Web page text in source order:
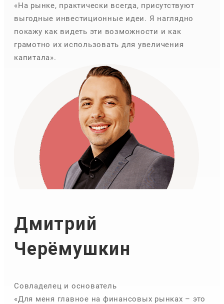
«На рынке, практически всегда, присутствуют
выгодные инвестиционные идеи. Я наглядно
покажу как видеть эти возможности и как
грамотно их использовать для увеличения
капитала».
Дмитрий
Черёмушкин
Совладелец и основатель
«Для меня главное на финансовых рынках – это